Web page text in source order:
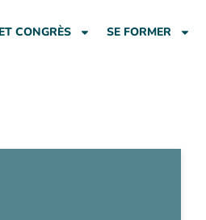
CONGRÈS SE FORMER